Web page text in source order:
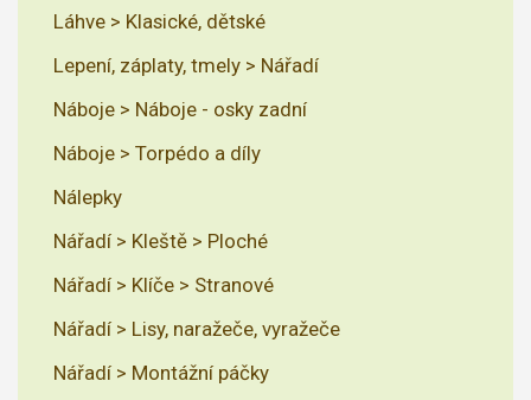
Láhve > Klasické, dětské
Lepení, záplaty, tmely > Nářadí
Náboje > Náboje - osky zadní
Náboje > Torpédo a díly
Nálepky
Nářadí > Kleště > Ploché
Nářadí > Klíče > Stranové
Nářadí > Lisy, naražeče, vyražeče
Nářadí > Montážní páčky